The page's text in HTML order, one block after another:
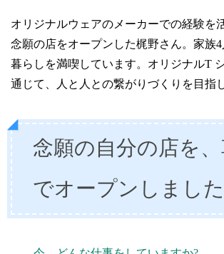
オリジナルウェアのメーカーでの経験を
念願の店をオープンした梶野さん。家族
暮らしを満喫しています。オリジナルT
通じて、人と人との繋がりづくりを目指
念願の自分の店を
でオープンしました